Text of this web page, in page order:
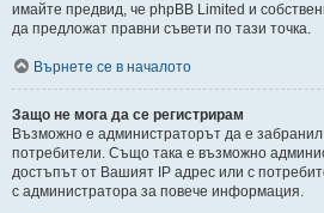
имайте предвид, че phpBB Limited и
да предложат правни съвети по тази точка.
Върнете се в началото
Защо не мога да се регистрирам
Възможно е администраторът да е забранил
потребители. Също така е възможно
достъпът от Вашият IP адрес или с
с администратора за повече информация.